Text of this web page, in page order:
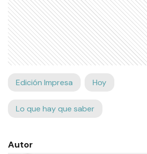
Edición Impresa Hoy
Lo que hay que saber
Autor